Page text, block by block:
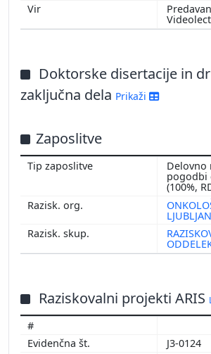
Doktorske disertacije in
zaključna dela Prikaži
Zaposlitve
Delovno
pogodbi
(100%,
Raziskovalni projekti ARIS
J3-0124